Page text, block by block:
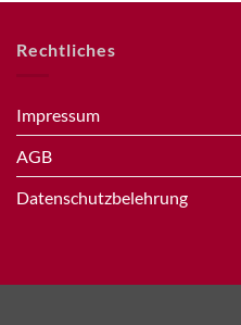
Rechtliches
Impressum
AGB
Datenschutzbelehrung